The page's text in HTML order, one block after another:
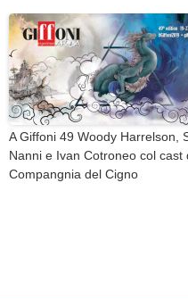
A Giffoni 49 Woody Harrelson,
Nanni e Ivan Cotroneo col cast
Compangnia del Cigno